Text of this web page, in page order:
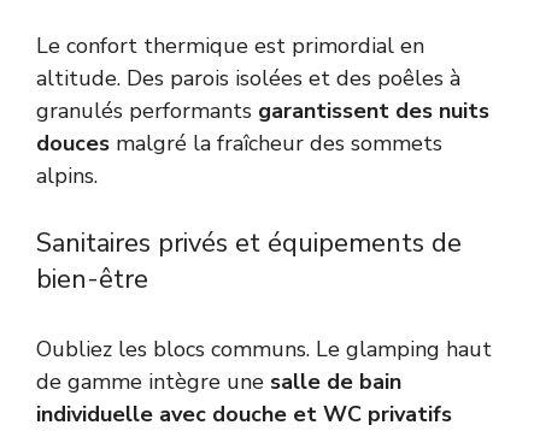
Le confort thermique est primordial en
altitude. Des parois isolées et des poêles à
granulés performants garantissent des nuits
douces malgré la fraîcheur des sommets
alpins.
Sanitaires privés et équipements de
bien-être
Oubliez les blocs communs. Le glamping haut
de gamme intègre une salle de bain
individuelle avec douche et WC privatifs